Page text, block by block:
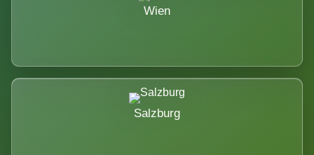
Wien
Salzburg